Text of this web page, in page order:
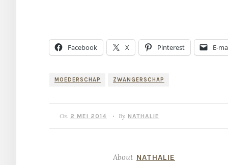
Facebook X Pinterest E-
MOEDERSCHAP ZWANGERSCHAP
On 2 MEI 2014 • By NATHALIE
About NATHALIE